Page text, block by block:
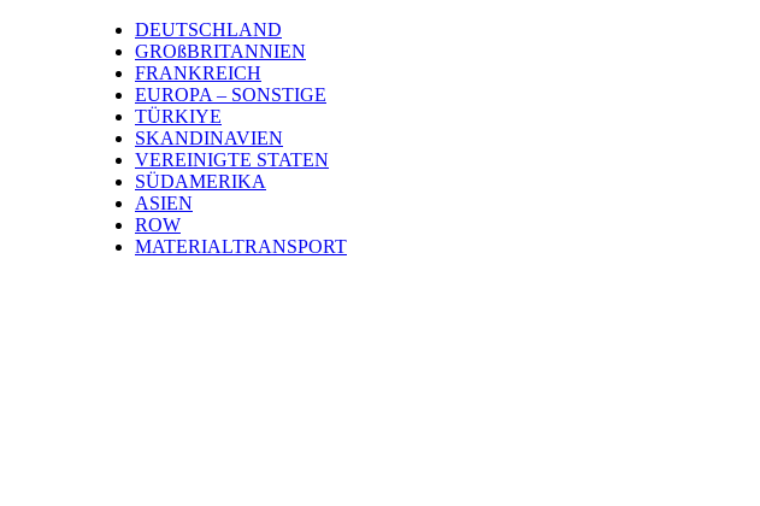
DEUTSCHLAND
GROßBRITANNIEN
FRANKREICH
EUROPA – SONSTIGE
TÜRKIYE
SKANDINAVIEN
VEREINIGTE STATEN
SÜDAMERIKA
ASIEN
ROW
MATERIALTRANSPORT